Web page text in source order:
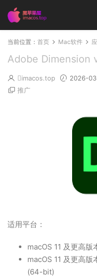
当前位置： 首页 Mac软件
Adobe Dimension
imacos.top 2026-
推广
适用平台：
macOS 11 及更高版
macOS 11 及更高
(64-bit)